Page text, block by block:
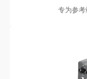
专为参